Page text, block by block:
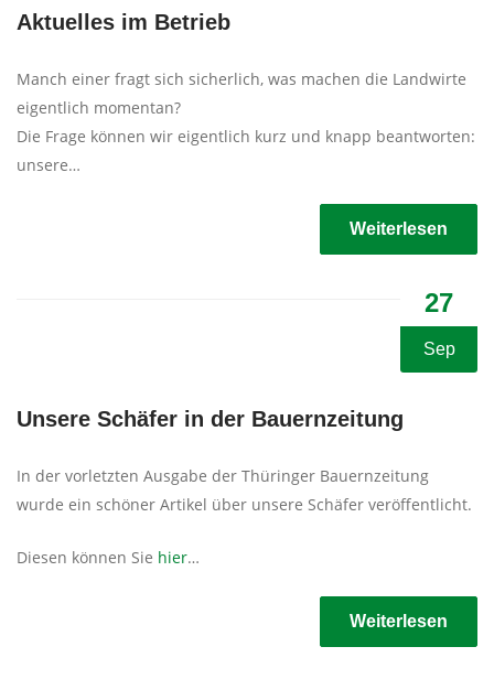
Aktuelles im Betrieb
Manch einer fragt sich sicherlich, was machen die Landwirte
eigentlich momentan?
Die Frage können wir eigentlich kurz und knapp beantworten:
unsere…
Weiterlesen
27
Sep
Unsere Schäfer in der Bauernzeitung
In der vorletzten Ausgabe der Thüringer Bauernzeitung
wurde ein schöner Artikel über unsere Schäfer veröffentlicht.
Diesen können Sie hier…
Weiterlesen